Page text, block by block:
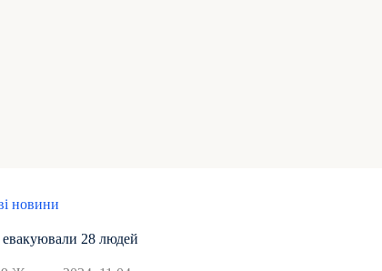
новини
28 людей